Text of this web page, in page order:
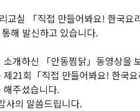
교실 「직접 만들어봐요! 한국
해 발신하고 있습니다.
개하신 「안동찜닭」동영상을
21회「직접 만들어봐요! 한국
해주셨습니다.
사의 말씀드립니다.